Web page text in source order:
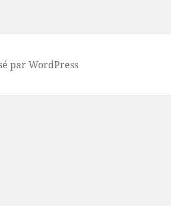
par WordPress